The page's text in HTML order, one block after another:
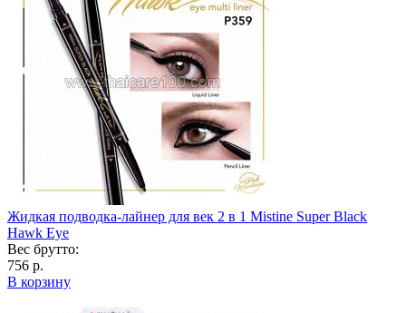
Жидкая подводка-лайнер для век 2 в 1 Mistine Super Black
Hawk Eye
Вес брутто:
756 р.
В корзину